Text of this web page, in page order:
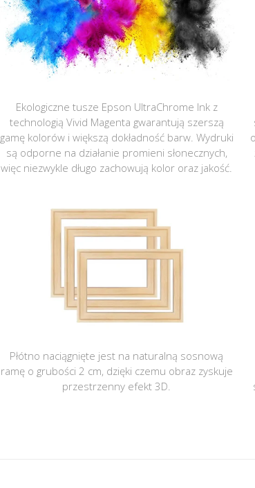
Ekologiczne tusze Epson UltraChrome Ink z
technologią Vivid Magenta gwarantują szerszą
gamę kolorów i większą dokładność barw. Wydruki
są odporne na działanie promieni słonecznych,
więc niezwykle długo zachowują kolor oraz jakość.
Płótno naciągnięte jest na naturalną sosnową
ramę o grubości 2 cm, dzięki czemu obraz zyskuje
przestrzenny efekt 3D.